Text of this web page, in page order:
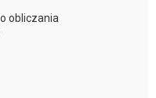
obliczania